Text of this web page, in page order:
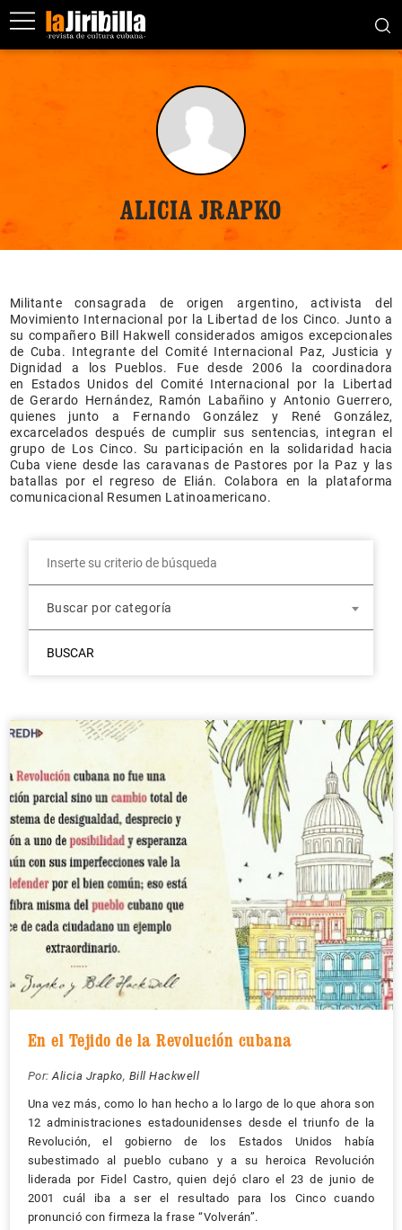
ALICIA JRAPKO
Militante consagrada de origen argentino, activista del
Movimiento Internacional por la Libertad de los Cinco. Junto a
su compañero Bill Hakwell considerados amigos excepcionales
de Cuba. Integrante del Comité Internacional Paz, Justicia y
Dignidad a los Pueblos. Fue desde 2006 la coordinadora
en Estados Unidos del Comité Internacional por la Libertad
de Gerardo Hernández, Ramón Labañino y Antonio Guerrero,
quienes junto a Fernando González y René González,
excarcelados después de cumplir sus sentencias, integran el
grupo de Los Cinco. Su participación en la solidaridad hacia
Cuba viene desde las caravanas de Pastores por la Paz y las
batallas por el regreso de Elián. Colabora en la plataforma
comunicacional Resumen Latinoamericano.
Buscar por categoría
BUSCAR
En el Tejido de la Revolución cubana
Por: Alicia Jrapko, Bill Hackwell
Una vez más, como lo han hecho a lo largo de lo que ahora son
12 administraciones estadounidenses desde el triunfo de la
Revolución, el gobierno de los Estados Unidos había
subestimado al pueblo cubano y a su heroica Revolución
liderada por Fidel Castro, quien dejó claro el 23 de junio de
2001 cuál iba a ser el resultado para los Cinco cuando
pronunció con firmeza la frase “Volverán”.